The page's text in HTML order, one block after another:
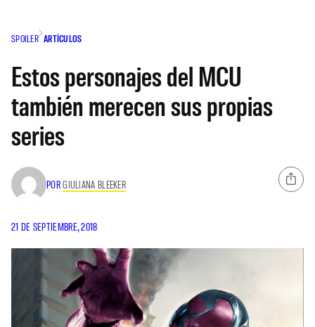
SPOILER ARTÍCULOS
Estos personajes del MCU
también merecen sus propias
series
PORGIULIANA BLEEKER
21 DE SEPTIEMBRE, 2018